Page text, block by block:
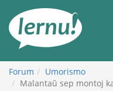
all’indice
Forum
Umorismo
Malantaŭ sep montoj